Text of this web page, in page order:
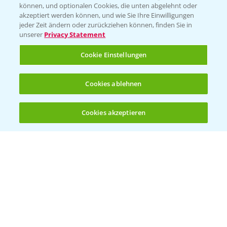
Standortreport Nauen - Eine starke
Herbizidlösung im Mais
16.04.2025
(noch 4)
können, und optionalen Cookies, die unten abgelehnt oder
akzeptiert werden können, und wie Sie Ihre Einwilligungen
jeder Zeit ändern oder zurückziehen können, finden Sie in
unserer Privacy Statement
Cookie Einstellungen
Cookies ablehnen
Cookies akzeptieren